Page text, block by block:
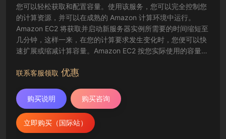
您可以轻松获取和配置容量。使用该服务，您可以完全控制您
的计算资源，并可以在成熟的 Amazon 计算环境中运行。
Amazon EC2 将获取并启动新服务器实例所需要的时间缩短至
几分钟，这样一来，在您的计算要求发生变化时，您便可以快
速扩展或缩减计算容量。Amazon EC2 按您实际使用的容量收
开发人员提供了创建故障恢复应用程序以及排除常见故障情况
联系客服领取 优惠
购买说明 购买咨询
立即购买（国际站）